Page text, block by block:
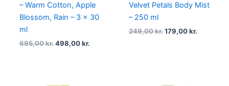
– Warm Cotton, Apple
Blossom, Rain – 3 x 30
ml
695,00kr. 498,00kr.
Velvet Petals Body Mist
– 250 ml
249,00kr. 179,00kr.